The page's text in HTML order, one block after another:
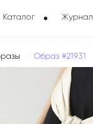
Каталог Журнал
Образ #21931